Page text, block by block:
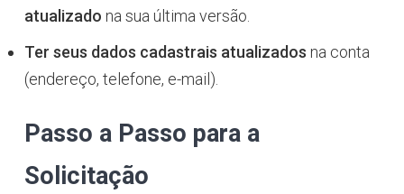
atualizado na sua última versão.
Ter seus dados cadastrais atualizados na conta
(endereço, telefone, e-mail).
Passo a Passo para a
Solicitação